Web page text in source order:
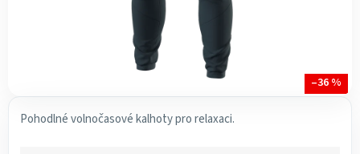
Pohodlné volnočasové kalhoty pro relaxaci.
–36 %